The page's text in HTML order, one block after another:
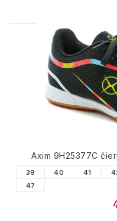
Axim 9H25377C
39 40 41
47